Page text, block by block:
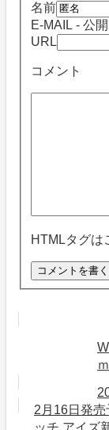
名前
E-MAIL - 公
URL
コメント
HTMLタグは
2月16日発売
ッチ アイズ